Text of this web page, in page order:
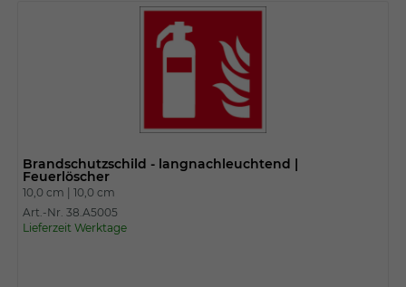
Brandschutzschild - langnachleuchtend |
Feuerlöscher
10,0 cm | 10,0 cm
Art.-Nr. 38.A5005
Lieferzeit Werktage